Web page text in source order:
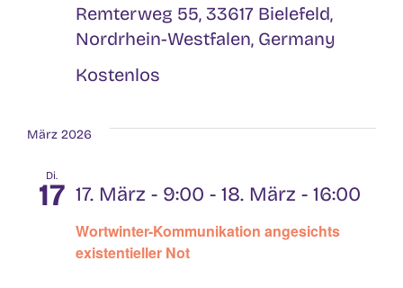
Remterweg 55, 33617 Bielefeld,
Nordrhein-Westfalen, Germany
Kostenlos
März 2026
Di.
17
Wortwinter-Kommunikation angesichts
existentieller Not
17. März - 9:00 - 18. März - 16:00